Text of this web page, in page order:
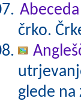
Abeceda
črko.
glede na